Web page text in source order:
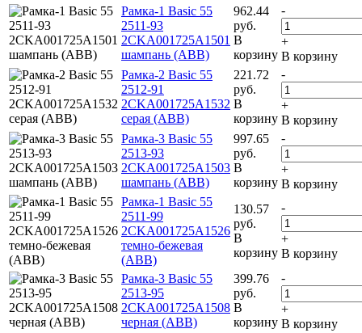
Рамка-1 Basic 55
2511-93
2CKA001725A1501
шампань (ABB)
962.44
руб.
В
корзину
-
+
В корзину
Рамка-2 Basic 55
2512-91
2CKA001725A1532
серая (ABB)
221.72
руб.
В
корзину
-
+
В корзину
Рамка-3 Basic 55
2513-93
2CKA001725A1503
шампань (ABB)
997.65
руб.
В
корзину
-
+
В корзину
Рамка-1 Basic 55
2511-99
2CKA001725A1526
темно-бежевая
(ABB)
130.57
руб.
В
корзину
-
+
В корзину
Рамка-3 Basic 55
2513-95
2CKA001725A1508
черная (ABB)
399.76
руб.
В
корзину
-
+
В корзину